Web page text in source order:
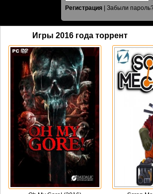
Регистрация
Забыли
Игры 2016 года торрент